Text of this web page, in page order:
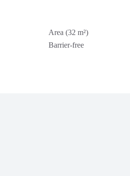
Area (32 m²)
Barrier-free